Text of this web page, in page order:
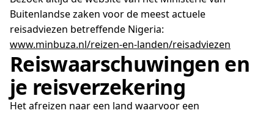
Buitenlandse zaken voor de meest actuele
reisadviezen betreffende Nigeria:
www.minbuza.nl/reizen-en-landen/reisadviezen
Reiswaarschuwingen en
je reisverzekering
Het afreizen naar een land waarvoor een